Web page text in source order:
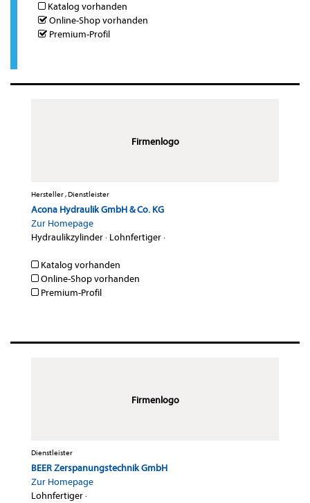
Katalog vorhanden
Online-Shop vorhanden
Premium-Profil
Firmenlogo
Hersteller , Dienstleister
Acona Hydraulik GmbH & Co. KG
Zur Homepage
Hydraulikzylinder· Lohnfertiger·
Katalog vorhanden
Online-Shop vorhanden
Premium-Profil
Firmenlogo
Dienstleister
BEER Zerspanungstechnik GmbH
Zur Homepage
Lohnfertiger·